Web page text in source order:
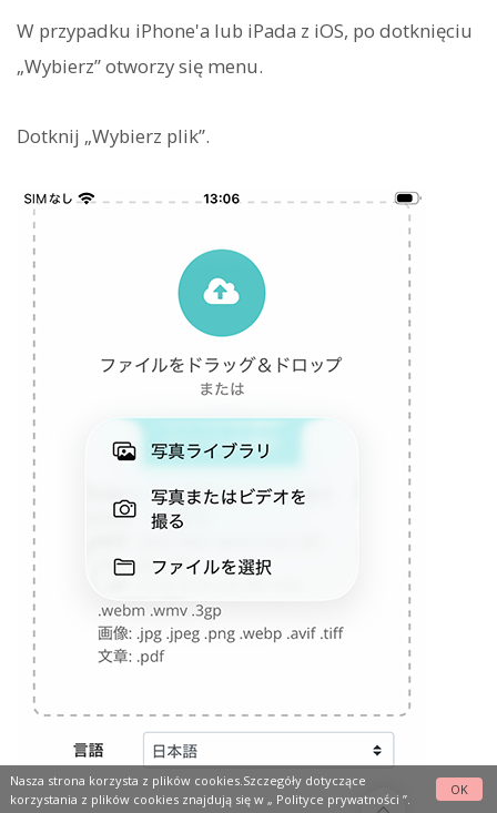
W przypadku iPhone'a lub iPada z iOS, po dotknięciu
„Wybierz” otworzy się menu.
Dotknij „Wybierz plik”.
Nasza strona korzysta z plików cookies.Szczegóły dotyczące
korzystania z plików cookies znajdują się w „ Polityce prywatności ”.
OK